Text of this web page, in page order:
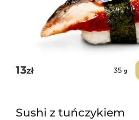
13zł 35 g
Sushi z tuńczykiem